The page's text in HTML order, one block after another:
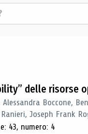
delle risorse
Alessandra Boccone,
Joseph Frank
43, numero: 4